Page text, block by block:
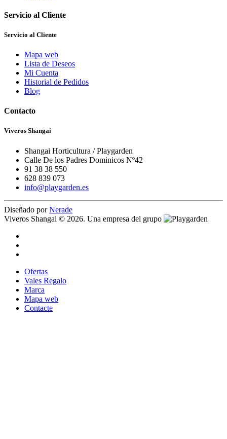
Servicio al Cliente
Servicio al Cliente
Mapa web
Lista de Deseos
Mi Cuenta
Historial de Pedidos
Blog
Contacto
Viveros Shangai
Shangai Horticultura / Playgarden
Calle De los Padres Dominicos Nº42
91 38 38 550
628 839 073
info@playgarden.es
Diseñado porNerade
Viveros Shangai © 2026. Una empresa del grupo
Ofertas
Vales Regalo
Marca
Mapa web
Contacte